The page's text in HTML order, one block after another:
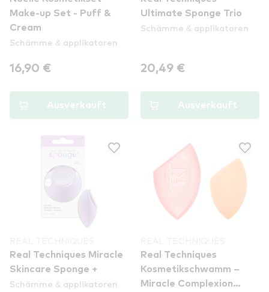
Make-up Set - Puff &
Cream
Schämme & applikatoren
16,90 €
Ausverkauft
Ultimate Sponge Trio
Schämme & applikatoren
20,49 €
Ausverkauft
Real Techniques Miracle
Skincare Sponge +
Schämme & applikatoren
Real Techniques
Kosmetikschwamm –
Miracle Complexion